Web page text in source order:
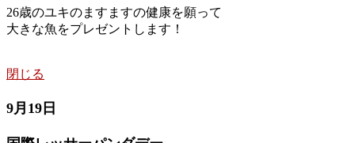
26歳のユキのますますの健康を願って
大きな魚をプレゼントします！
閉じる
9月19日